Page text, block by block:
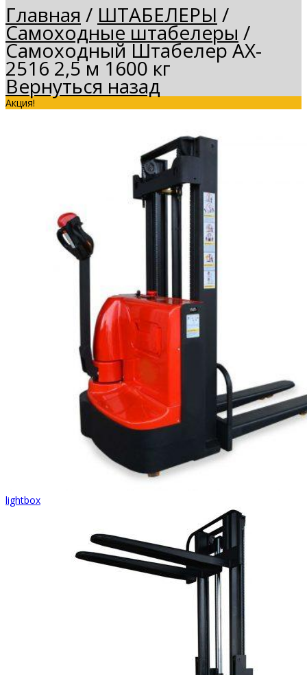
Главная / ШТАБЕЛЕРЫ /
Самоходные штабелеры /
Самоходный Штабелер AX-
2516 2,5 м 1600 кг
Вернуться назад
Акция!
lightbox